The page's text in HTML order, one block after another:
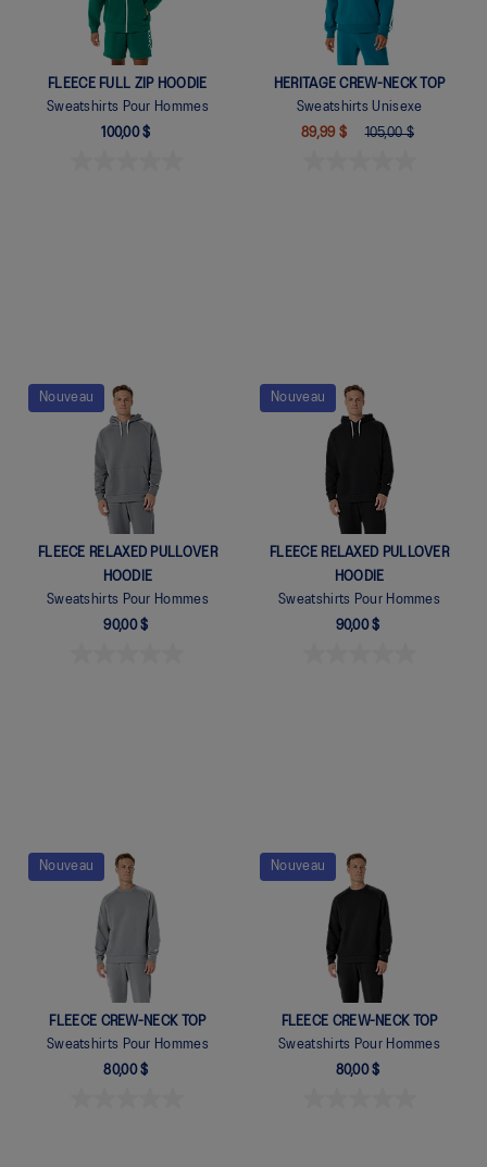
FLEECE FULL ZIP HOODIE
Sweatshirts Pour Hommes
100,00 $
HERITAGE CREW-NECK TOP
Sweatshirts Unisexe
89,99 $
105,00 $
Nouveau
FLEECE RELAXED PULLOVER
HOODIE
Sweatshirts Pour Hommes
90,00 $
Quickview
Nouveau
FLEECE RELAXED PULLOVER
HOODIE
Sweatshirts Pour Hommes
90,00 $
Quickview
Nouveau
FLEECE CREW-NECK TOP
Sweatshirts Pour Hommes
80,00 $
Nouveau
FLEECE CREW-NECK TOP
Sweatshirts Pour Hommes
80,00 $